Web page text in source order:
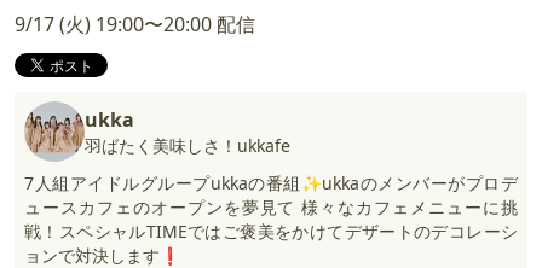
9/17 (火) 19:00〜20:00 配信
ukka
羽ばたく美味しさ！ukkafe
7人組アイドルグループukkaの番組✨ukkaのメンバーがプロデ
ュースカフェのオープンを夢見て 様々なカフェメニューに挑
戦！スペシャルTIMEではご褒美をかけてデザートのデコレーシ
ョンで対決します❗️